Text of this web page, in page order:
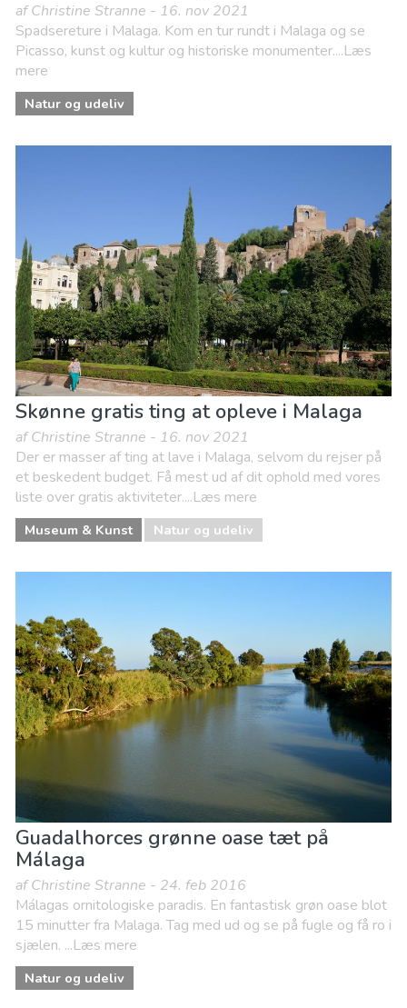
af Christine Stranne - 16. nov 2021
Spadsereture i Malaga. Kom en tur rundt i Malaga og se
Picasso, kunst og kultur og historiske monumenter....Læs
mere
Natur og udeliv
Skønne gratis ting at opleve i Malaga
af Christine Stranne - 16. nov 2021
Der er masser af ting at lave i Malaga, selvom du rejser på
et beskedent budget. Få mest ud af dit ophold med vores
liste over gratis aktiviteter....Læs mere
Museum & Kunst Natur og udeliv
Guadalhorces grønne oase tæt på
Málaga
af Christine Stranne - 24. feb 2016
Málagas ornitologiske paradis. En fantastisk grøn oase blot
15 minutter fra Malaga. Tag med ud og se på fugle og få ro i
sjælen. ...Læs mere
Natur og udeliv